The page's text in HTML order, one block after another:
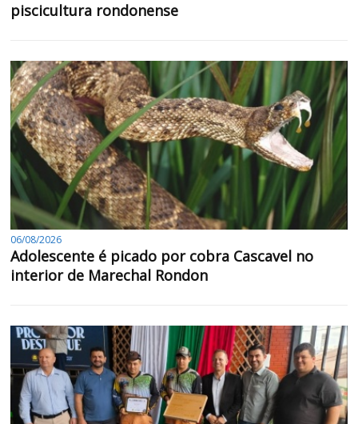
piscicultura rondonense
06/08/2026
Adolescente é picado por cobra Cascavel no
interior de Marechal Rondon